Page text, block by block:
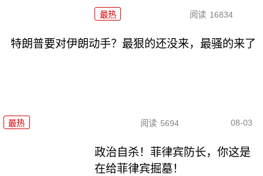
最热 阅读 16834
特朗普要对伊朗动手？最狠的还没来，最骚的来了
最热 阅读 5694 08-03
政治自杀！菲律宾防长，你这是
在给菲律宾掘墓！